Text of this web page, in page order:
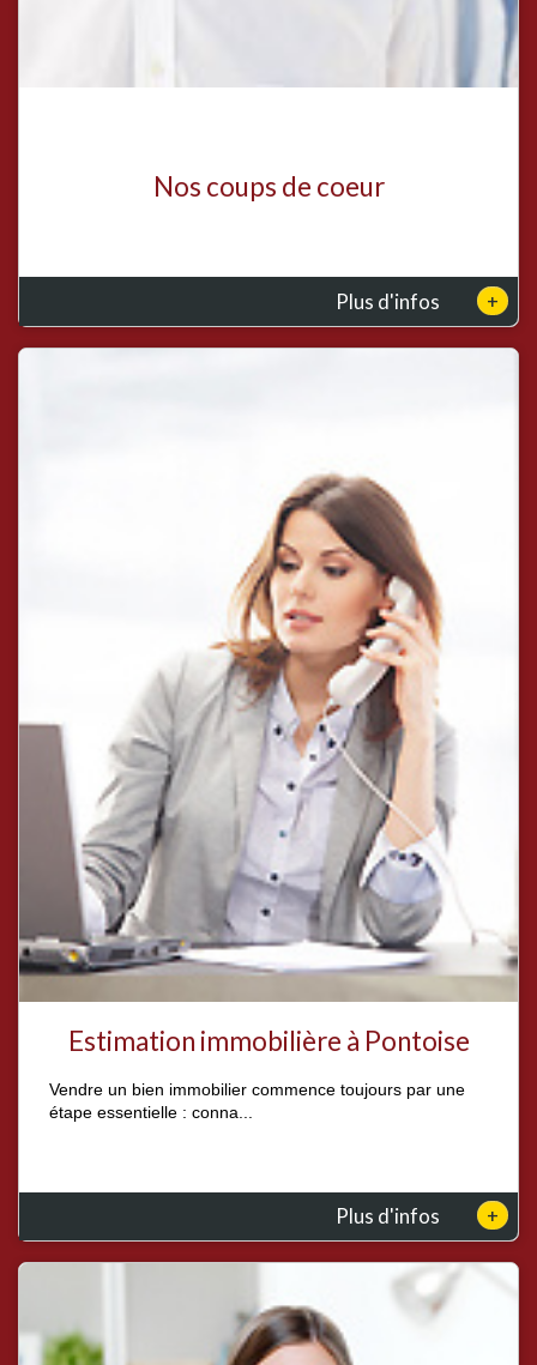
Nos coups de coeur
Plus d'infos +
Estimation immobilière à Pontoise
Vendre un bien immobilier commence toujours par une
étape essentielle : conna...
Plus d'infos +